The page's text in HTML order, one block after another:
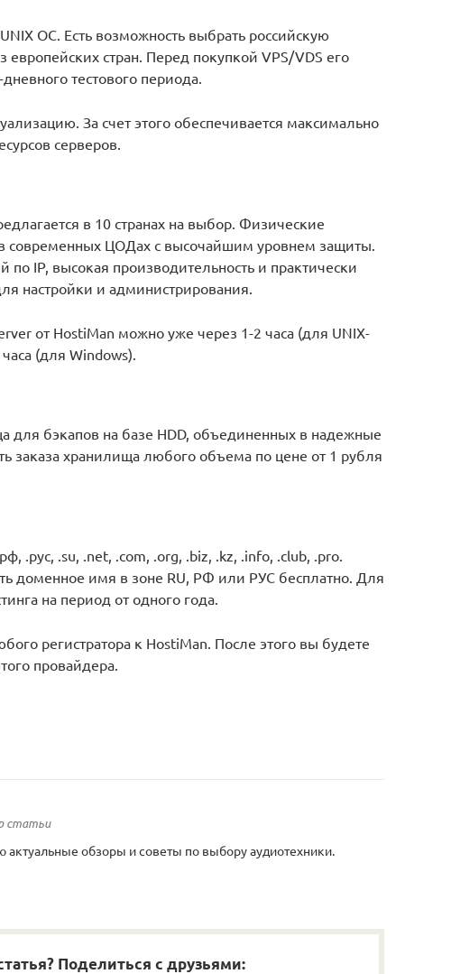
ОС. Есть возможность выбрать российскую
стран. Перед покупкой VPS/VDS его
тестового периода.
За счет этого обеспечивается максимально
серверов.
в 10 странах на выбор. Физические
современных ЦОДах с высочайшим уровнем защиты.
по IP, высокая производительность и практически
настройки и администрирования.
от HostiMan можно уже через 1-2 часа (для UNIX-
(для Windows).
для бэкапов на базе HDD, объединенных в надежные
заказа хранилища любого объема по цене от 1 рубля
.рус, .su, .net, .com, .org, .biz, .kz, .info, .club, .pro.
доменное имя в зоне RU, РФ или РУС бесплатно. Для
на период от одного года.
регистратора к HostiMan. После этого вы будете
провайдера.
статьи
обзоры и советы по выбору аудиотехники.
Поделиться с друзьями: